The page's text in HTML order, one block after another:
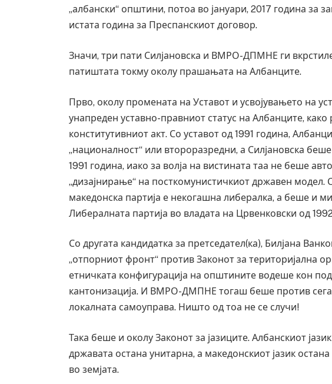
„албански“ општини, потоа во јануари, 2017 година за
истата година за Преспанскиот договор.
Значи, три пати Силјановска и ВМРО-ДПМНЕ ги
патиштата токму околу прашањата на Албанците.
Прво, околу промената на Уставот и усвојувањето на
унапреден уставно-правниот статус на Албанците,
конститутивниот акт. Со уставот од 1991 година,
„националност“ или второразредни, а Силјановска
1991 година, иако за волја на вистината таа не беше
„дизајнирање“ на посткомунистичкиот државен модел.
македонска партија е некогашна либералка, а беше и
Либералната партија во владата на Црвенковски од
Со другата кандидатка за претседател(ка), Билјана
„отпорниот фронт“ против Законот за територијална
етничката конфигурација на општините водеше кон
кантонизација. И ВМРО-ДМПНЕ тогаш беше против
локалната самоуправа. Ништо од тоа не се случи!
Така беше и околу Законот за јазиците. Албанскиот
државата остана унитарна, а македонскиот јазик
во земјата.